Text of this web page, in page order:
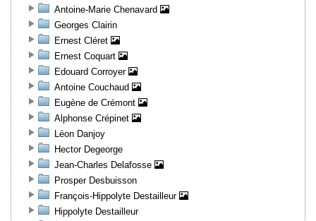
Antoine-Marie Chenavard
Georges Clairin
Ernest Cléret
Ernest Coquart
Edouard Corroyer
Antoine Couchaud
Eugène de Crémont
Alphonse Crépinet
Léon Danjoy
Hector Degeorge
Jean-Charles Delafosse
Prosper Desbuisson
François-Hippolyte Destailleur
Hippolyte Destailleur